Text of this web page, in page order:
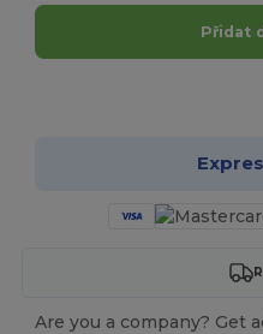
Přidat
Are you a company? Get